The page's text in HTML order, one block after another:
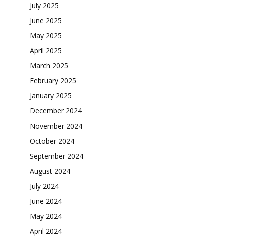
July 2025
June 2025
May 2025
April 2025
March 2025
February 2025
January 2025
December 2024
November 2024
October 2024
September 2024
August 2024
July 2024
June 2024
May 2024
April 2024